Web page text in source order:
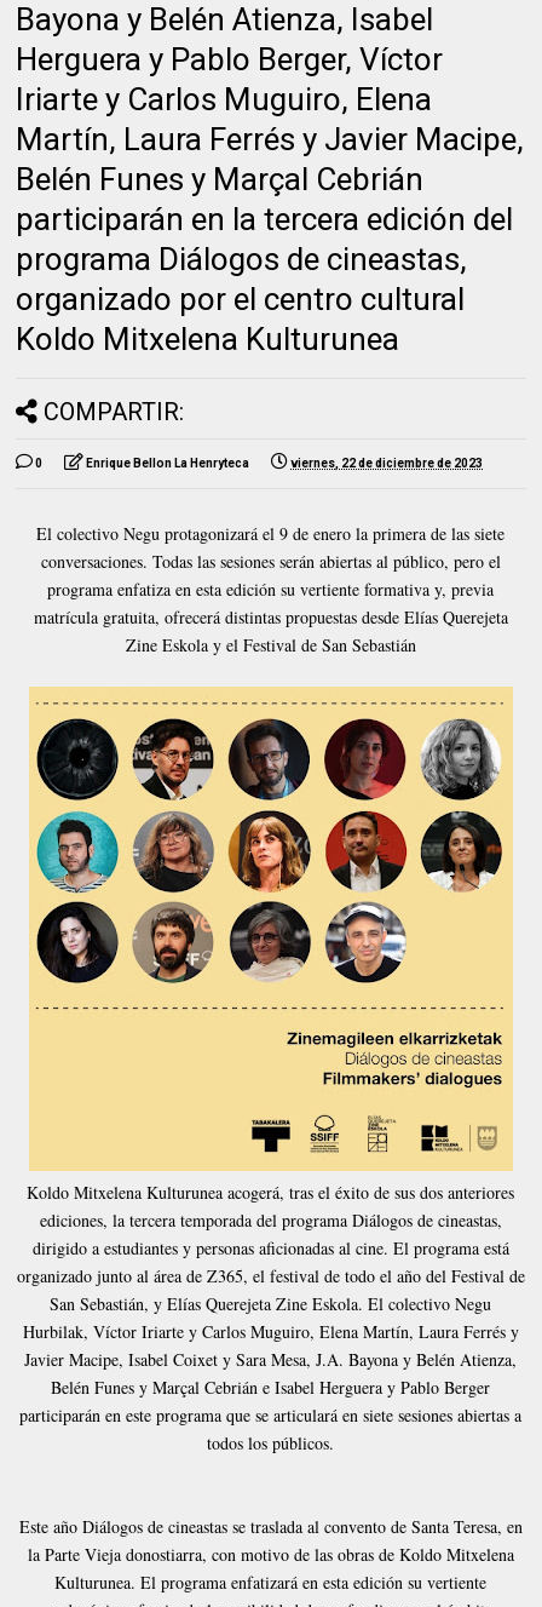
Bayona y Belén Atienza, Isabel
Herguera y Pablo Berger, Víctor
Iriarte y Carlos Muguiro, Elena
Martín, Laura Ferrés y Javier Macipe,
Belén Funes y Marçal Cebrián
participarán en la tercera edición del
programa Diálogos de cineastas,
organizado por el centro cultural
Koldo Mitxelena Kulturunea
COMPARTIR:
0 Enrique Bellon La Henryteca viernes, 22 de diciembre de 2023
El colectivo Negu protagonizará el 9 de enero la primera de las siete
conversaciones. Todas las sesiones serán abiertas al público, pero el
programa enfatiza en esta edición su vertiente formativa y, previa
matrícula gratuita, ofrecerá distintas propuestas desde Elías Querejeta
Zine Eskola y el Festival de San Sebastián
Koldo Mitxelena Kulturunea acogerá, tras el éxito de sus dos anteriores
ediciones, la tercera temporada del programa Diálogos de cineastas,
dirigido a estudiantes y personas aficionadas al cine. El programa está
organizado junto al área de Z365, el festival de todo el año del Festival de
San Sebastián, y Elías Querejeta Zine Eskola. El colectivo Negu
Hurbilak, Víctor Iriarte y Carlos Muguiro, Elena Martín, Laura Ferrés y
Javier Macipe, Isabel Coixet y Sara Mesa, J.A. Bayona y Belén Atienza,
Belén Funes y Marçal Cebrián e Isabel Herguera y Pablo Berger
participarán en este programa que se articulará en siete sesiones abiertas a
todos los públicos.
Este año Diálogos de cineastas se traslada al convento de Santa Teresa, en
la Parte Vieja donostiarra, con motivo de las obras de Koldo Mitxelena
Kulturunea. El programa enfatizará en esta edición su vertiente